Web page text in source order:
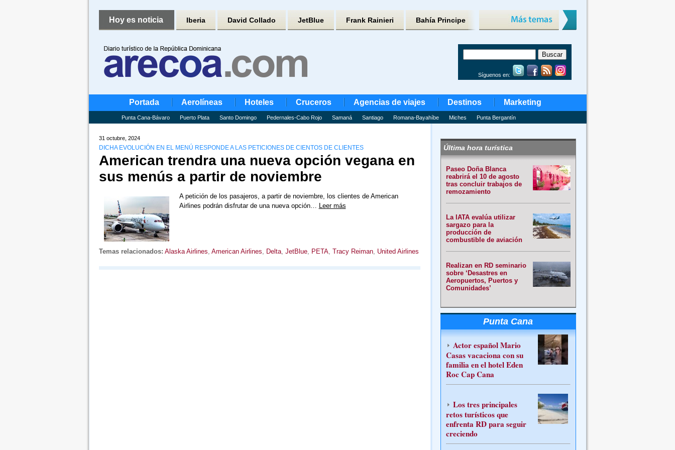
Hoy es noticia Iberia David Collado JetBlue Frank Rainieri Bahía Principe
Síguenos en:
Portada Aerolíneas Hoteles Cruceros Agencias de viajes Destinos Marketing
Punta Cana-Bávaro Puerto Plata Santo Domingo Pedernales-Cabo Rojo Samaná Santiago Romana-Bayahíbe Miches Punta Bergantín
31 octubre, 2024
DICHA EVOLUCIÓN EN EL MENÚ RESPONDE A LAS PETICIONES DE CIENTOS DE CLIENTES
American trendra una nueva opción vegana en
sus menús a partir de noviembre
A petición de los pasajeros, a partir de noviembre, los clientes de American
Airlines podrán disfrutar de una nueva opción… Leer más
Temas relacionados: Alaska Airlines, American Airlines, Delta, JetBlue, PETA, Tracy Reiman, United Airlines
Última hora turística
Paseo Doña Blanca
reabrirá el 10 de agosto
tras concluir trabajos de
remozamiento
La IATA evalúa utilizar
sargazo para la
producción de
combustible de aviación
Realizan en RD seminario
sobre ‘Desastres en
Aeropuertos, Puertos y
Comunidades’
Punta Cana
Actor español Mario
Casas vacaciona con su
familia en el hotel Eden
Roc Cap Cana
Los tres principales
retos turísticos que
enfrenta RD para seguir
creciendo